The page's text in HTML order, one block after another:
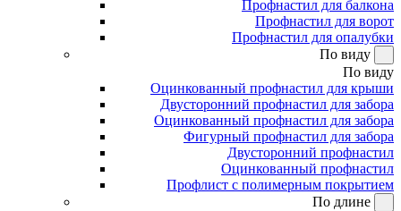
Профнастил для балкона
Профнастил для ворот
Профнастил для опалубки
По виду
По виду
Оцинкованный профнастил для крыши
Двусторонний профнастил для забора
Оцинкованный профнастил для забора
Фигурный профнастил для забора
Двусторонний профнастил
Оцинкованный профнастил
Профлист с полимерным покрытием
По длине